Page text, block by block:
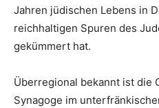
Jahren jüdischen Lebens in
reichhaltigen Spuren des
gekümmert hat.
Überregional bekannt ist die
Synagoge im